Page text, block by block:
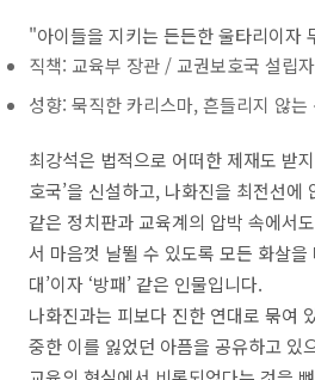
"아이들을 지키는 든든한 울타리이자
직책: 교육부 장관 / 교권보호국 설립자
성향: 묵직한 카리스마, 흔들리지 않
최강석은 법적으로 어떠한 제재도 받
호국’을 신설하고, 나화진을 최전선에
같은 정치판과 교육계의 압박 속에서
서 마음껏 날뛸 수 있도록 모든 화살을
대’이자 ‘방패’ 같은 인물입니다.
나화진과는 피보다 진한 연대로 묶여
중한 이를 잃었던 아픔을 공유하고 있